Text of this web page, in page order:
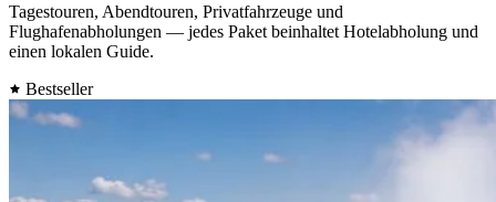
Tagestouren, Abendtouren, Privatfahrzeuge und
Flughafenabholungen — jedes Paket beinhaltet Hotelabholung und
einen lokalen Guide.
Bestseller